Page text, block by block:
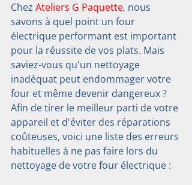
Chez Ateliers G Paquette, nous
savons à quel point un four
électrique performant est important
pour la réussite de vos plats. Mais
saviez-vous qu'un nettoyage
inadéquat peut endommager votre
four et même devenir dangereux ?
Afin de tirer le meilleur parti de votre
appareil et d'éviter des réparations
coûteuses, voici une liste des erreurs
habituelles à ne pas faire lors du
nettoyage de votre four électrique :